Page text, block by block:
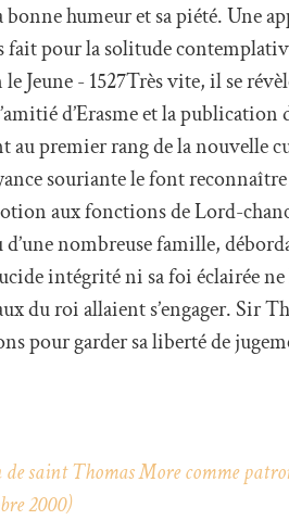
humeur et sa piété. Une
fait pour la solitude
Très vite, il se
d’Erasme et la publication
au premier rang de la nouvelle
souriante le font
aux fonctions de Lord-
d’une nombreuse famille,
intégrité ni sa foi éclairée
du roi allaient s’engager. Sir
pour garder sa liberté de
saint Thomas More comme
2000)